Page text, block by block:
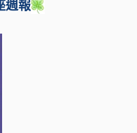
週報